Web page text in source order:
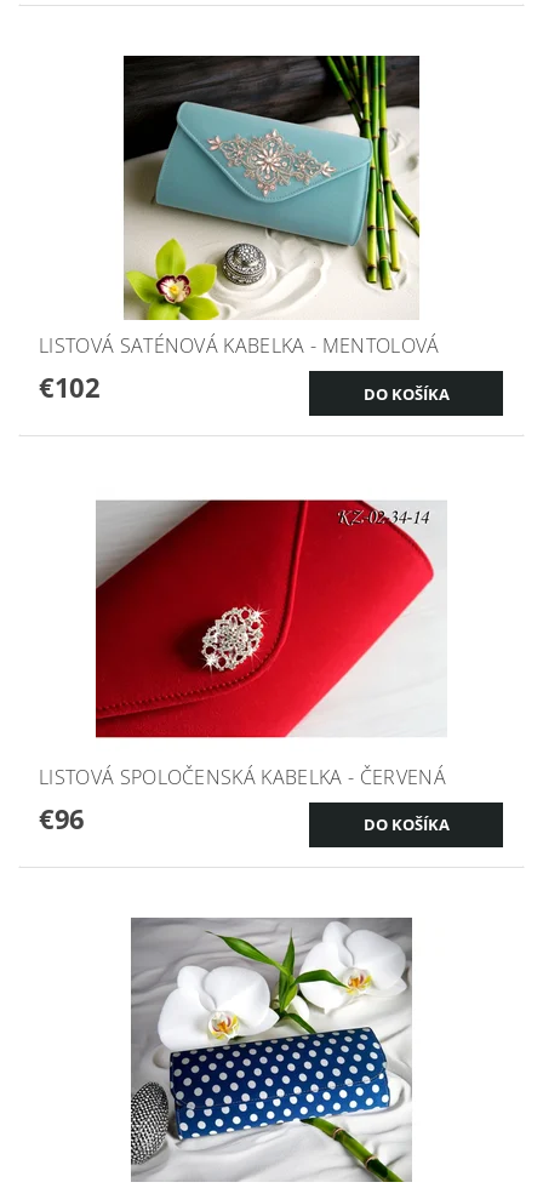
LISTOVÁ SATÉNOVÁ KABELKA - MENTOLOVÁ
€102
LISTOVÁ SPOLOČENSKÁ KABELKA - ČERVENÁ
€96